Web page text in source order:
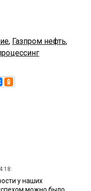
, Газпром нефть,
у наших